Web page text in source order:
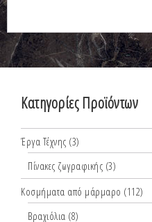
Κατηγορίες Προϊόντων
Έργα Τέχνης (3)
Πίνακες ζωγραφικής (3)
Κοσμήματα από μάρμαρο (112)
Βραχιόλια (8)